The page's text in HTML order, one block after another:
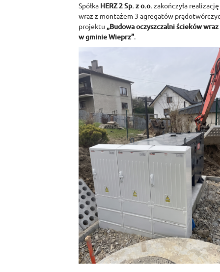
Spółka HERZ 2 Sp. z o.o.zakończyła
wraz z montażem 3 agregatów
projektu „Budowa oczyszczalni ścieków
w gminie Wieprz”